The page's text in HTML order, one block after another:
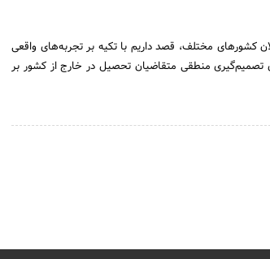
کشورهای مختلف، قصد داریم با تکیه بر تجربه‌های واقعی
منطقی متقاضیان تحصیل در خارج از کشور بر